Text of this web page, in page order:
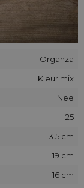
Organza
Kleur mix
Nee
25
3.5 cm
19 cm
16 cm